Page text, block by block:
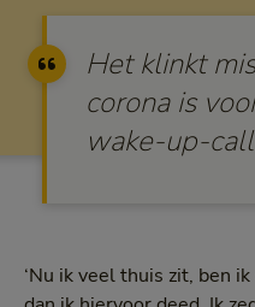
Het klinkt
corona is
wake-up-
‘Nu ik veel thuis zit, ben